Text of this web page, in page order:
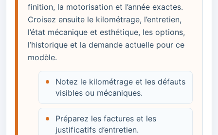
finition, la motorisation et l’année exactes.
Croisez ensuite le kilométrage, l’entretien,
l’état mécanique et esthétique, les options,
l’historique et la demande actuelle pour ce
modèle.
Notez le kilométrage et les défauts
visibles ou mécaniques.
Préparez les factures et les
justificatifs d’entretien.